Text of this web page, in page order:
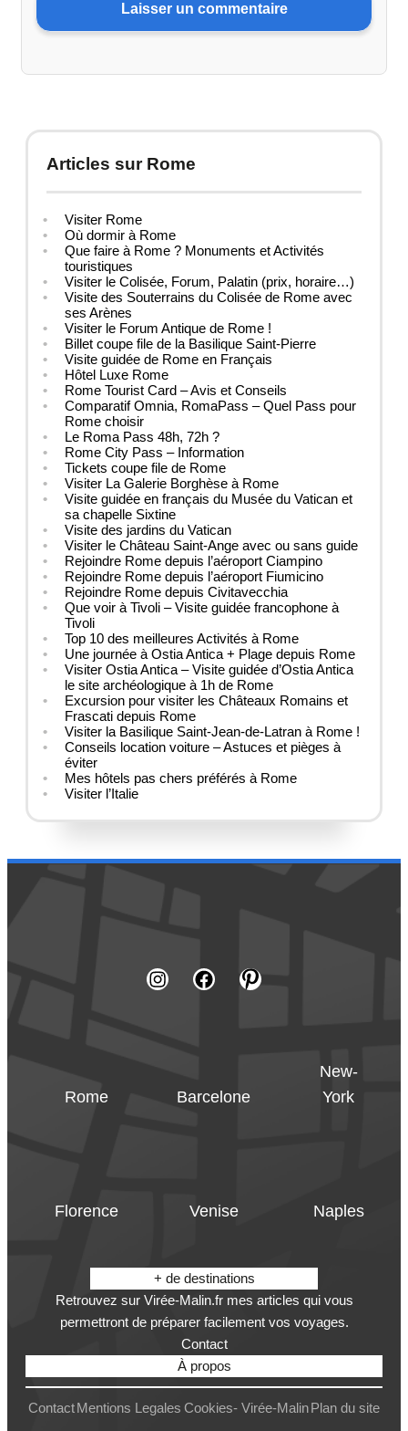
Articles sur Rome
Visiter Rome
Où dormir à Rome
Que faire à Rome ? Monuments et Activités
touristiques
Visiter le Colisée, Forum, Palatin (prix, horaire…)
Visite des Souterrains du Colisée de Rome avec
ses Arènes
Visiter le Forum Antique de Rome !
Billet coupe file de la Basilique Saint-Pierre
Visite guidée de Rome en Français
Hôtel Luxe Rome
Rome Tourist Card – Avis et Conseils
Comparatif Omnia, RomaPass – Quel Pass pour
Rome choisir
Le Roma Pass 48h, 72h ?
Rome City Pass – Information
Tickets coupe file de Rome
Visiter La Galerie Borghèse à Rome
Visite guidée en français du Musée du Vatican et
sa chapelle Sixtine
Visite des jardins du Vatican
Visiter le Château Saint-Ange avec ou sans guide
Rejoindre Rome depuis l’aéroport Ciampino
Rejoindre Rome depuis l’aéroport Fiumicino
Rejoindre Rome depuis Civitavecchia
Que voir à Tivoli – Visite guidée francophone à
Tivoli
Top 10 des meilleures Activités à Rome
Une journée à Ostia Antica + Plage depuis Rome
Visiter Ostia Antica – Visite guidée d’Ostia Antica
le site archéologique à 1h de Rome
Excursion pour visiter les Châteaux Romains et
Frascati depuis Rome
Visiter la Basilique Saint-Jean-de-Latran à Rome !
Conseils location voiture – Astuces et pièges à
éviter
Mes hôtels pas chers préférés à Rome
Visiter l’Italie
Rome Barcelone
New-
York
Florence Venise Naples
+ de destinations
Retrouvez sur Virée-Malin.fr mes articles qui vous
permettront de préparer facilement vos voyages.
Contact
À propos
Contact Mentions Legales Cookies- Virée-MalinPlan du site